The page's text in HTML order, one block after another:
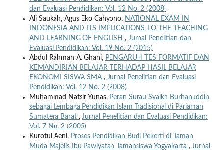
dan Evaluasi Pendidikan: Vol. 12 No. 2 (2008)
Ali Saukah, Agus Eko Cahyono, NATIONAL EXAM IN
INDONESIA AND ITS IMPLICATIONS TO THE TEACHING
AND LEARNING OF ENGLISH , Jurnal Penelitian dan
Evaluasi Pendidikan: Vol. 19 No. 2 (2015)
Abdul Rahman A. Ghani, PENGARUH TES FORMATIF DAN
KEMANDIRIAN BELAJAR TERHADAP HASIL BELAJAR
EKONOMI SISWA SMA , Jurnal Penelitian dan Evaluasi
Pendidikan: Vol. 12 No. 2 (2008)
Muhammad Natsir Yunas, Peran Surau Syaikh Burhanuddin
sebagai Lembaga Pendidikan Islam Tradisional di Pariaman
Sumatera Barat , Jurnal Penelitian dan Evaluasi Pendidikan:
Vol. 7 No. 2 (2005)
Kurotul Aeni, Proses Pendidikan Budi Pekerti di Taman
Muda Majelis Ibu Pawiyatan Tamansiswa Yogyakarta , Jurnal